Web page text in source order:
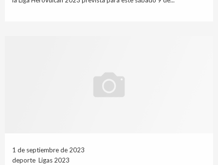
1 de septiembre de 2023
deporte Ligas 2023